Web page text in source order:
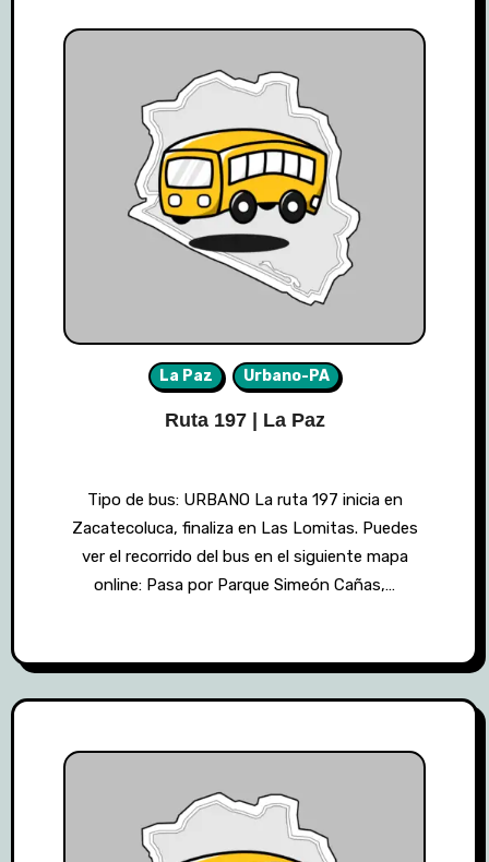
La Paz Urbano-PA
Ruta 197 | La Paz
Tipo de bus: URBANO La ruta 197 inicia en
Zacatecoluca, finaliza en Las Lomitas. Puedes
ver el recorrido del bus en el siguiente mapa
online: Pasa por Parque Simeón Cañas,…